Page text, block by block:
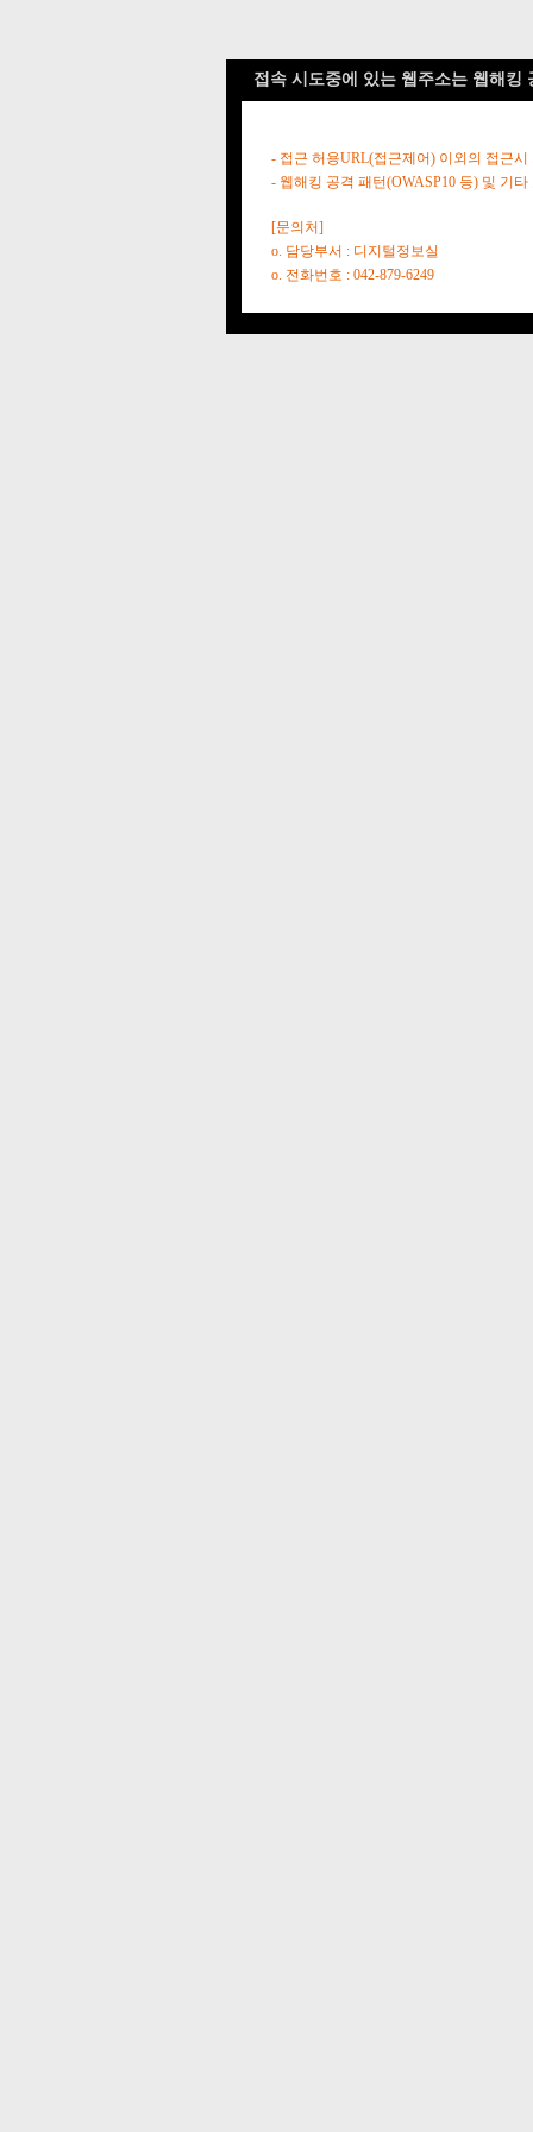
접속 시도중에 있는 웹주소는 웹해킹
- 접근 허용URL(접근제어) 이외의 접근시
- 웹해킹 공격 패턴(OWASP10 등) 및 기
[문의처]
o. 담당부서 : 디지털정보실
o. 전화번호 : 042-879-6249